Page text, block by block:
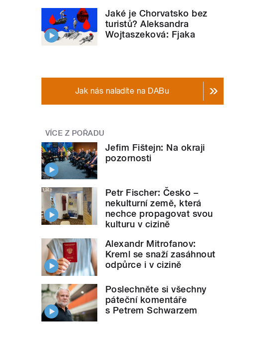
Jaké je Chorvatsko bez
turistů? Aleksandra
Wojtaszeková: Fjaka
Jak nás naladíte na DABu
VÍCE Z POŘADU
Jefim Fištejn: Na okraji
pozornosti
Petr Fischer: Česko –
nekulturní země, která
nechce propagovat svou
kulturu v cizině
Alexandr Mitrofanov:
Kreml se snaží zasáhnout
odpůrce i v cizině
Poslechněte si všechny
páteční komentáře
s Petrem Schwarzem